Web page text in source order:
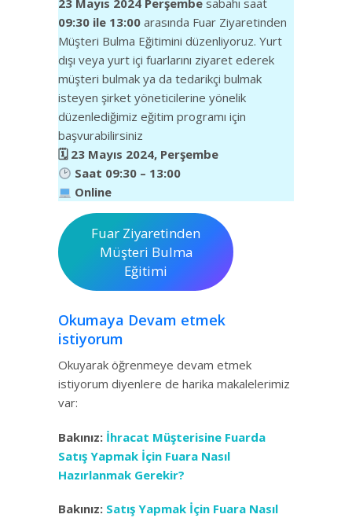
23 Mayıs 2024 Perşembe sabahı saat
09:30 ile 13:00 arasında Fuar Ziyaretinden
Müşteri Bulma Eğitimini düzenliyoruz. Yurt
dışı veya yurt içi fuarlarını ziyaret ederek
müşteri bulmak ya da tedarikçi bulmak
isteyen şirket yöneticilerine yönelik
düzenlediğimiz eğitim programı için
başvurabilirsiniz
🗓 23 Mayıs 2024, Perşembe
Saat 09:30 – 13:00
Online
Fuar Ziyaretinden
Müşteri Bulma
Eğitimi
Okumaya Devam etmek
istiyorum
Okuyarak öğrenmeye devam etmek
istiyorum diyenlere de harika makalelerimiz
var:
Bakınız: İhracat Müşterisine Fuarda
Satış Yapmak İçin Fuara Nasıl
Hazırlanmak Gerekir?
Bakınız: Satış Yapmak İçin Fuara Nasıl